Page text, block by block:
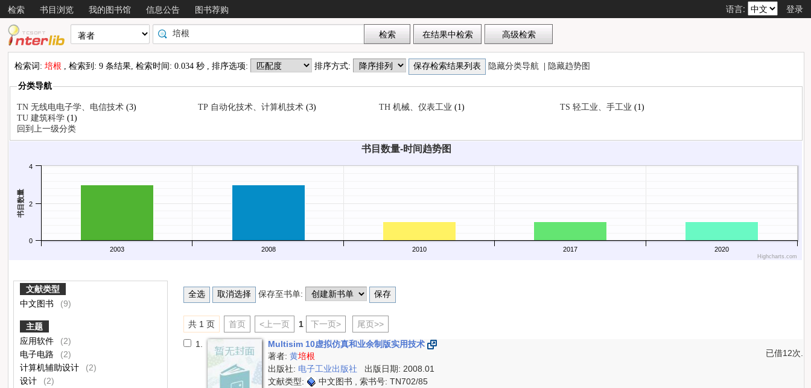
检索 书目浏览 我的图书馆 信息公告 图书荐购 语言: 登录
检索词:培根 , 检索到: 9 条结果, 检索时间: 0.034 秒 , 排序选项: 排序方式: 隐藏分类导航 隐藏趋势图
分类导航
TN 无线电电子学、电信技术 (3) TP 自动化技术、计算机技术 (3) TH 机械、仪表工业 (1) TS 轻工业、手工业 (1)
TU 建筑科学 (1)
回到上一级分类
书目数量
书目数量-时间趋势图
2003 2008 2010 2017 2020
0
2
4
Highcharts.com
文献类型
中文图书
(9)
主题
应用软件
(2)
电子电路
(2)
计算机辅助设计
(2)
设计
(2)
保存至书单:
共 1 页 首页 <上一页 1 下一页> 尾页>>
1.
Multisim 10虚拟仿真和业余制版实用技术
已借12次.
著者:黄培根
出版社: 电子工业出版社
出版日期: 2008.01
文献类型:
中文图书 , 索书号:TN702/85